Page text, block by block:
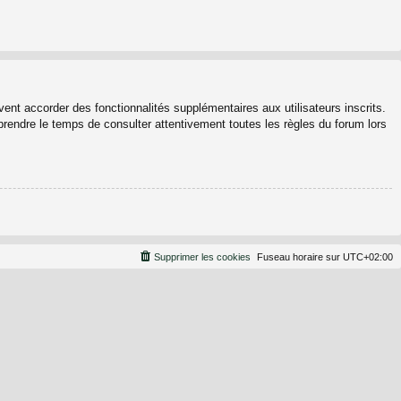
accorder des fonctionnalités supplémentaires aux utilisateurs inscrits.
le temps de consulter attentivement toutes les règles du forum lors
Fuseau horaire sur UTC+02:00
Supprimer les cookies